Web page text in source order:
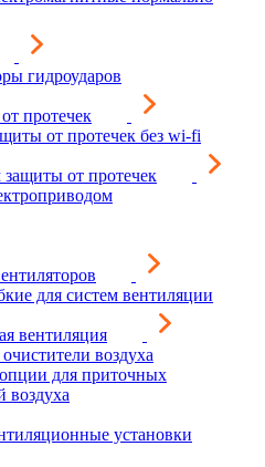
гидроударов
протечек
от протечек без wi-fi
от протечек
для систем вентиляции
вентиляция
воздуха
для приточных
воздуха
установки